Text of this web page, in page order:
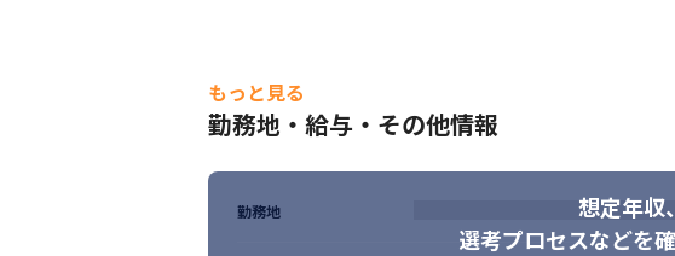
もっと見る
勤務地・給与・その他情報
想定年収
選考プロセスなどを
勤務地